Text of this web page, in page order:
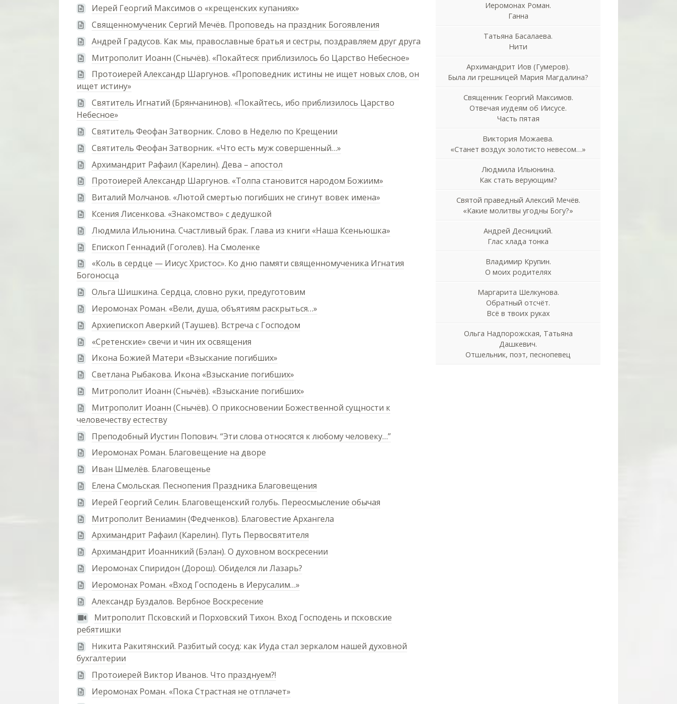
Иерей Георгий Максимов о «крещенских купаниях»
Священномученик Сергий Мечёв. Проповедь на праздник Богоявления
Андрей Градусов. Как мы, православные братья и сестры, поздравляем друг друга
Митрополит Иоанн (Снычёв). «Покайтеся: приблизилось бо Царство Небесное»
Протоиерей Александр Шаргунов. «Проповедник истины не ищет новых слов, он
ищет истину»
Святитель Игнатий (Брянчанинов). «Покайтесь, ибо приблизилось Царство
Небесное»
Святитель Феофан Затворник. Слово в Неделю по Крещении
Святитель Феофан Затворник. «Что есть муж совершенный…»
Архимандрит Рафаил (Карелин). Дева – апостол
Протоиерей Александр Шаргунов. «Толпа становится народом Божиим»
Виталий Молчанов. «Лютой смертью погибших не сгинут вовек имена»
Ксения Лисенкова. «Знакомство» с дедушкой
Людмила Ильюнина. Счастливый брак. Глава из книги «Наша Ксеньюшка»
Епископ Геннадий (Гоголев). На Смоленке
«Коль в сердце — Иисус Христос». Ко дню памяти священномученика Игнатия
Богоносца
Ольга Шишкина. Сердца, словно руки, предуготовим
Иеромонах Роман. «Вели, душа, объятиям раскрыться…»
Архиепископ Аверкий (Таушев). Встреча с Господом
«Сретенские» свечи и чин их освящения
Икона Божией Матери «Взыскание погибших»
Светлана Рыбакова. Икона «Взыскание погибших»
Митрополит Иоанн (Снычёв). «Взыскание погибших»
Митрополит Иоанн (Снычёв). О прикосновении Божественной сущности к
человечеству естеству
Преподобный Иустин Попович. “Эти слова относятся к любому человеку…”
Иеромонах Роман. Благовещение на дворе
Иван Шмелёв. Благовещенье
Елена Смольская. Песнопения Праздника Благовещения
Иерей Георгий Селин. Благовещенский голубь. Переосмысление обычая
Митрополит Вениамин (Федченков). Благовестие Архангела
Архимандрит Рафаил (Карелин). Путь Первосвятителя
Архимандрит Иоанникий (Бэлан). О духовном воскресении
Иеромонах Спиридон (Дорош). Обиделся ли Лазарь?
Иеромонах Роман. «Вход Господень в Иерусалим…»
Александр Буздалов. Вербное Воскресение
Митрополит Псковский и Порховский Тихон. Вход Господень и псковские
ребятишки
Никита Ракитянский. Разбитый сосуд: как Иуда стал зеркалом нашей духовной
бухгалтерии
Протоиерей Виктор Иванов. Что празднуем?!
Иеромонах Роман. «Пока Страстная не отплачет»
Иеромонах Роман.
Ганна
Татьяна Басалаева.
Нити
Архимандрит Иов (Гумеров).
Была ли грешницей Мария Магдалина?
Священник Георгий Максимов.
Отвечая иудеям об Иисусе.
Часть пятая
Виктория Можаева.
«Станет воздух золотисто невесом…»
Людмила Ильюнина.
Как стать верующим?
Святой праведный Алексий Мечёв.
«Какие молитвы угодны Богу?»
Андрей Десницкий.
Глас хлада тонка
Владимир Крупин.
О моих родителях
Маргарита Шелкунова.
Обратный отсчёт.
Всё в твоих руках
Ольга Надпорожская, Татьяна
Дашкевич.
Отшельник, поэт, песнопевец